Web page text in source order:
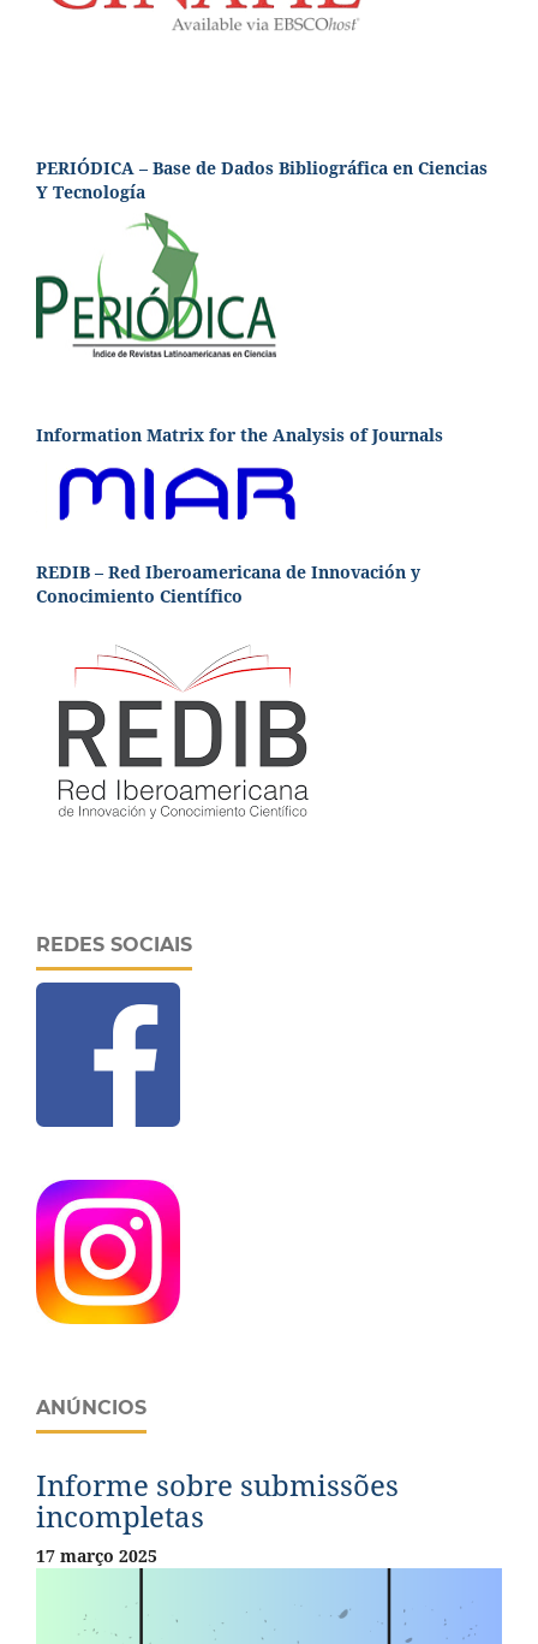
PERIÓDICA – Base de Dados Bibliográfica en Ciencias
Y Tecnología
Information Matrix for the Analysis of Journals
REDIB – Red Iberoamericana de Innovación y
Conocimiento Científico
REDES SOCIAIS
ANÚNCIOS
Informe sobre submissões
incompletas
17 março 2025